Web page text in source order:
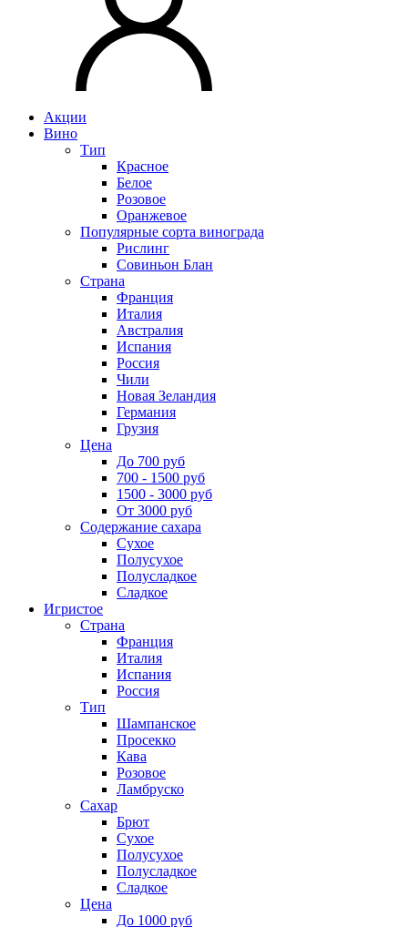
Акции
Вино
Тип
Красное
Белое
Розовое
Оранжевое
Популярные сорта винограда
Рислинг
Совиньон Блан
Страна
Франция
Италия
Австралия
Испания
Россия
Чили
Новая Зеландия
Германия
Грузия
Цена
До 700 руб
700 - 1500 руб
1500 - 3000 руб
От 3000 руб
Содержание сахара
Сухое
Полусухое
Полусладкое
Сладкое
Игристое
Страна
Франция
Италия
Испания
Россия
Тип
Шампанское
Просекко
Кава
Розовое
Ламбруско
Сахар
Брют
Сухое
Полусухое
Полусладкое
Сладкое
Цена
До 1000 руб